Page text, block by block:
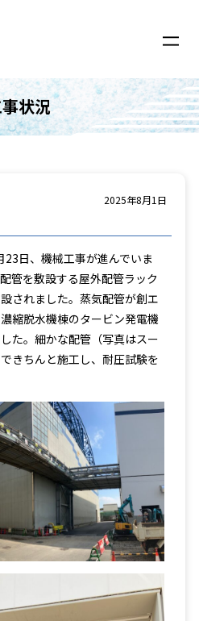
状況
2025年8月1日
日、機械工事が進んでいま
管を敷設する屋外配管ラック
されました。蒸気配管が創エ
縮脱水機棟のタービン発電機
た。細かな配管（写真はスー
きちんと施工し、耐圧試験を